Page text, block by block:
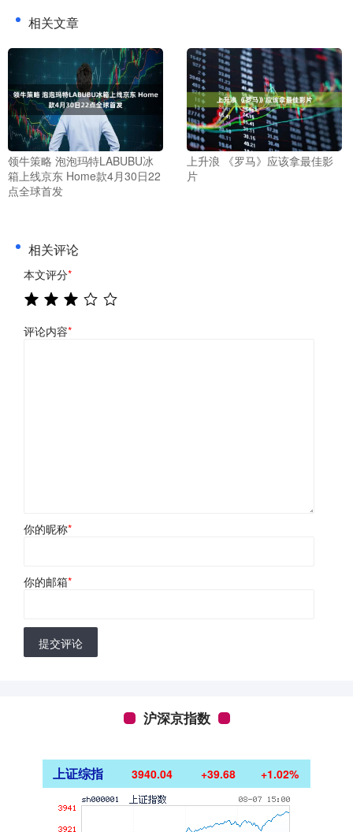
相关文章
领牛策略 泡泡玛特LABUBU冰
箱上线京东 Home款4月30日22
点全球首发
上升浪 《罗马》应该拿最佳影
片
相关评论
本文评分*
评论内容*
你的昵称*
你的邮箱*
提交评论
沪深京指数
上证综指 3940.04 +39.68 +1.02%